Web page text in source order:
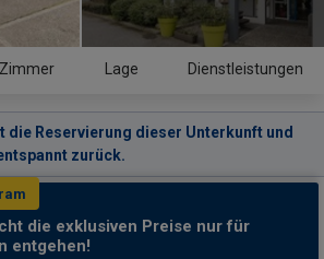
Zimmer Lage Dienstleistungen
die Reservierung dieser Unterkunft und
zurück.
die exklusiven Preise nur für
entgehen!